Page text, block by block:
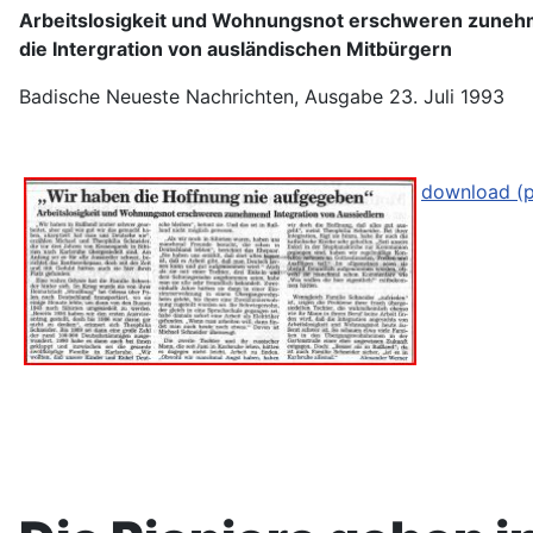
Arbeitslosigkeit und Wohnungsnot erschweren
die Intergration von ausländischen Mitbürgern
Badische Neueste Nachrichten, Ausgabe 23. Juli 1993
download